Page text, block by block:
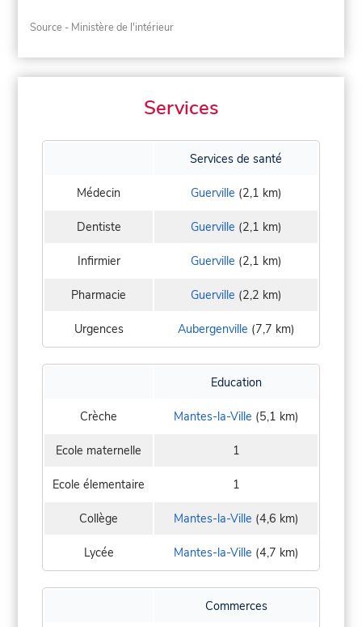
Source - Ministère de l'intérieur
Services
Services de santé
Médecin Guerville (2,1 km)
Dentiste Guerville (2,1 km)
Infirmier Guerville (2,1 km)
Pharmacie Guerville (2,2 km)
Urgences Aubergenville (7,7 km)
Education
Crèche Mantes-la-Ville (5,1 km)
Ecole maternelle 1
Ecole élementaire 1
Collège Mantes-la-Ville (4,6 km)
Lycée Mantes-la-Ville (4,7 km)
Commerces